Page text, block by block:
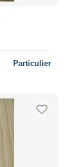
Particulier